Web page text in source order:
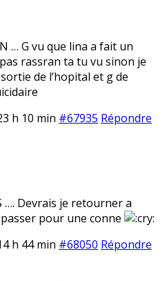
… G vu que lina a fait un
rassran ta tu vu sinon je
de l’hopital et g de
h 10 min #67935 Répondre
…. Devrais je retourner a
passer pour une conne
h 44 min #68050 Répondre